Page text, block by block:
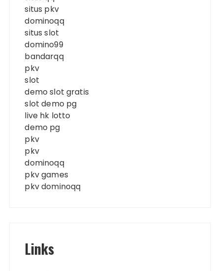
situs pkv
dominoqq
situs slot
domino99
bandarqq
pkv
slot
demo slot gratis
slot demo pg
live hk lotto
demo pg
pkv
pkv
dominoqq
pkv games
pkv dominoqq
Links